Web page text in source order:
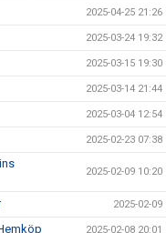
2025-04-25 21:26
2025-03-24 19:32
2025-03-15 19:30
2025-03-14 21:44
2025-03-04 12:54
2025-02-23 07:38
2025-02-09 10:20
2025-02-09
2025-02-08 20:01